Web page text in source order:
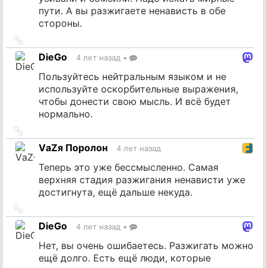
пути. А вы разжигаете ненависть в обе
стороны.
на
источник
DieGo 4 лет назад •
Пользуйтесь нейтральным языком и не
используйте оскорбительные выражения,
чтобы донести свою мысль. И всё будет
нормально.
на
источник
VаZя Поролон 4 лет назад
Теперь это уже бессмысленно. Самая
верхняя стадия разжигания ненависти уже
достигнута, ещё дальше некуда.
на
источник
DieGo 4 лет назад •
Нет, вы очень ошибаетесь. Разжигать можно
ещё долго. Есть ещё люди, которые